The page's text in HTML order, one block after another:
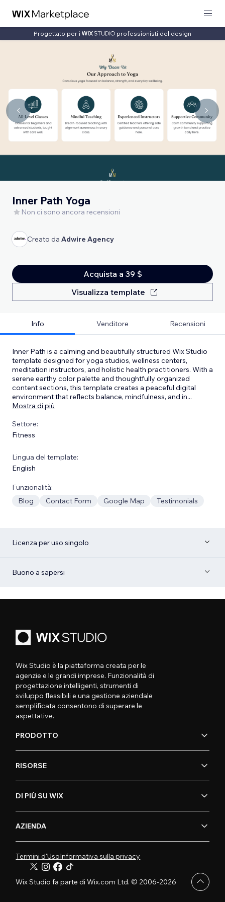
Progettato per i professionisti del design
Inner Path Yoga
Non ci sono ancora recensioni
Creato da Adwire Agency
Acquista a 39 $
Visualizza template
Info Venditore Recensioni
Inner Path is a calming and beautifully structured Wix Studio
template designed for yoga studios, wellness centers,
meditation instructors, and holistic health practitioners. With a
serene earthy color palette and thoughtfully organized
content sections, this template creates a peaceful digital
environment that reflects balance, mindfulness, and in...
Mostra di più
Settore:
Fitness
Lingua del template:
English
Funzionalità:
Blog
Contact Form Google Map Testimonials
Licenza per uso singolo
Buono a sapersi
Wix Studio è la piattaforma creata per le
agenzie e le grandi imprese. Funzionalità di
progettazione intelligenti, strumenti di
sviluppo flessibili e una gestione aziendale
semplificata consentono di superare le
aspettative.
PRODOTTO
RISORSE
DI PIÙ SU WIX
AZIENDA
Termini d'UsoInformativa sulla privacy
Wix Studio fa parte di Wix.com Ltd. © 2006-2026